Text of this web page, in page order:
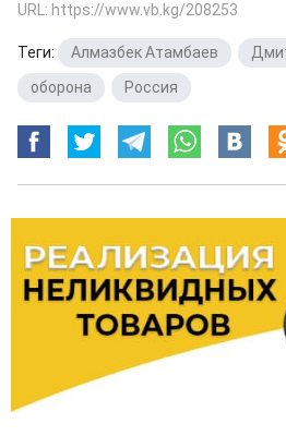
URL: https://www.vb.kg/208253
Теги: Алмазбек Атамбаев
оборона
Россия